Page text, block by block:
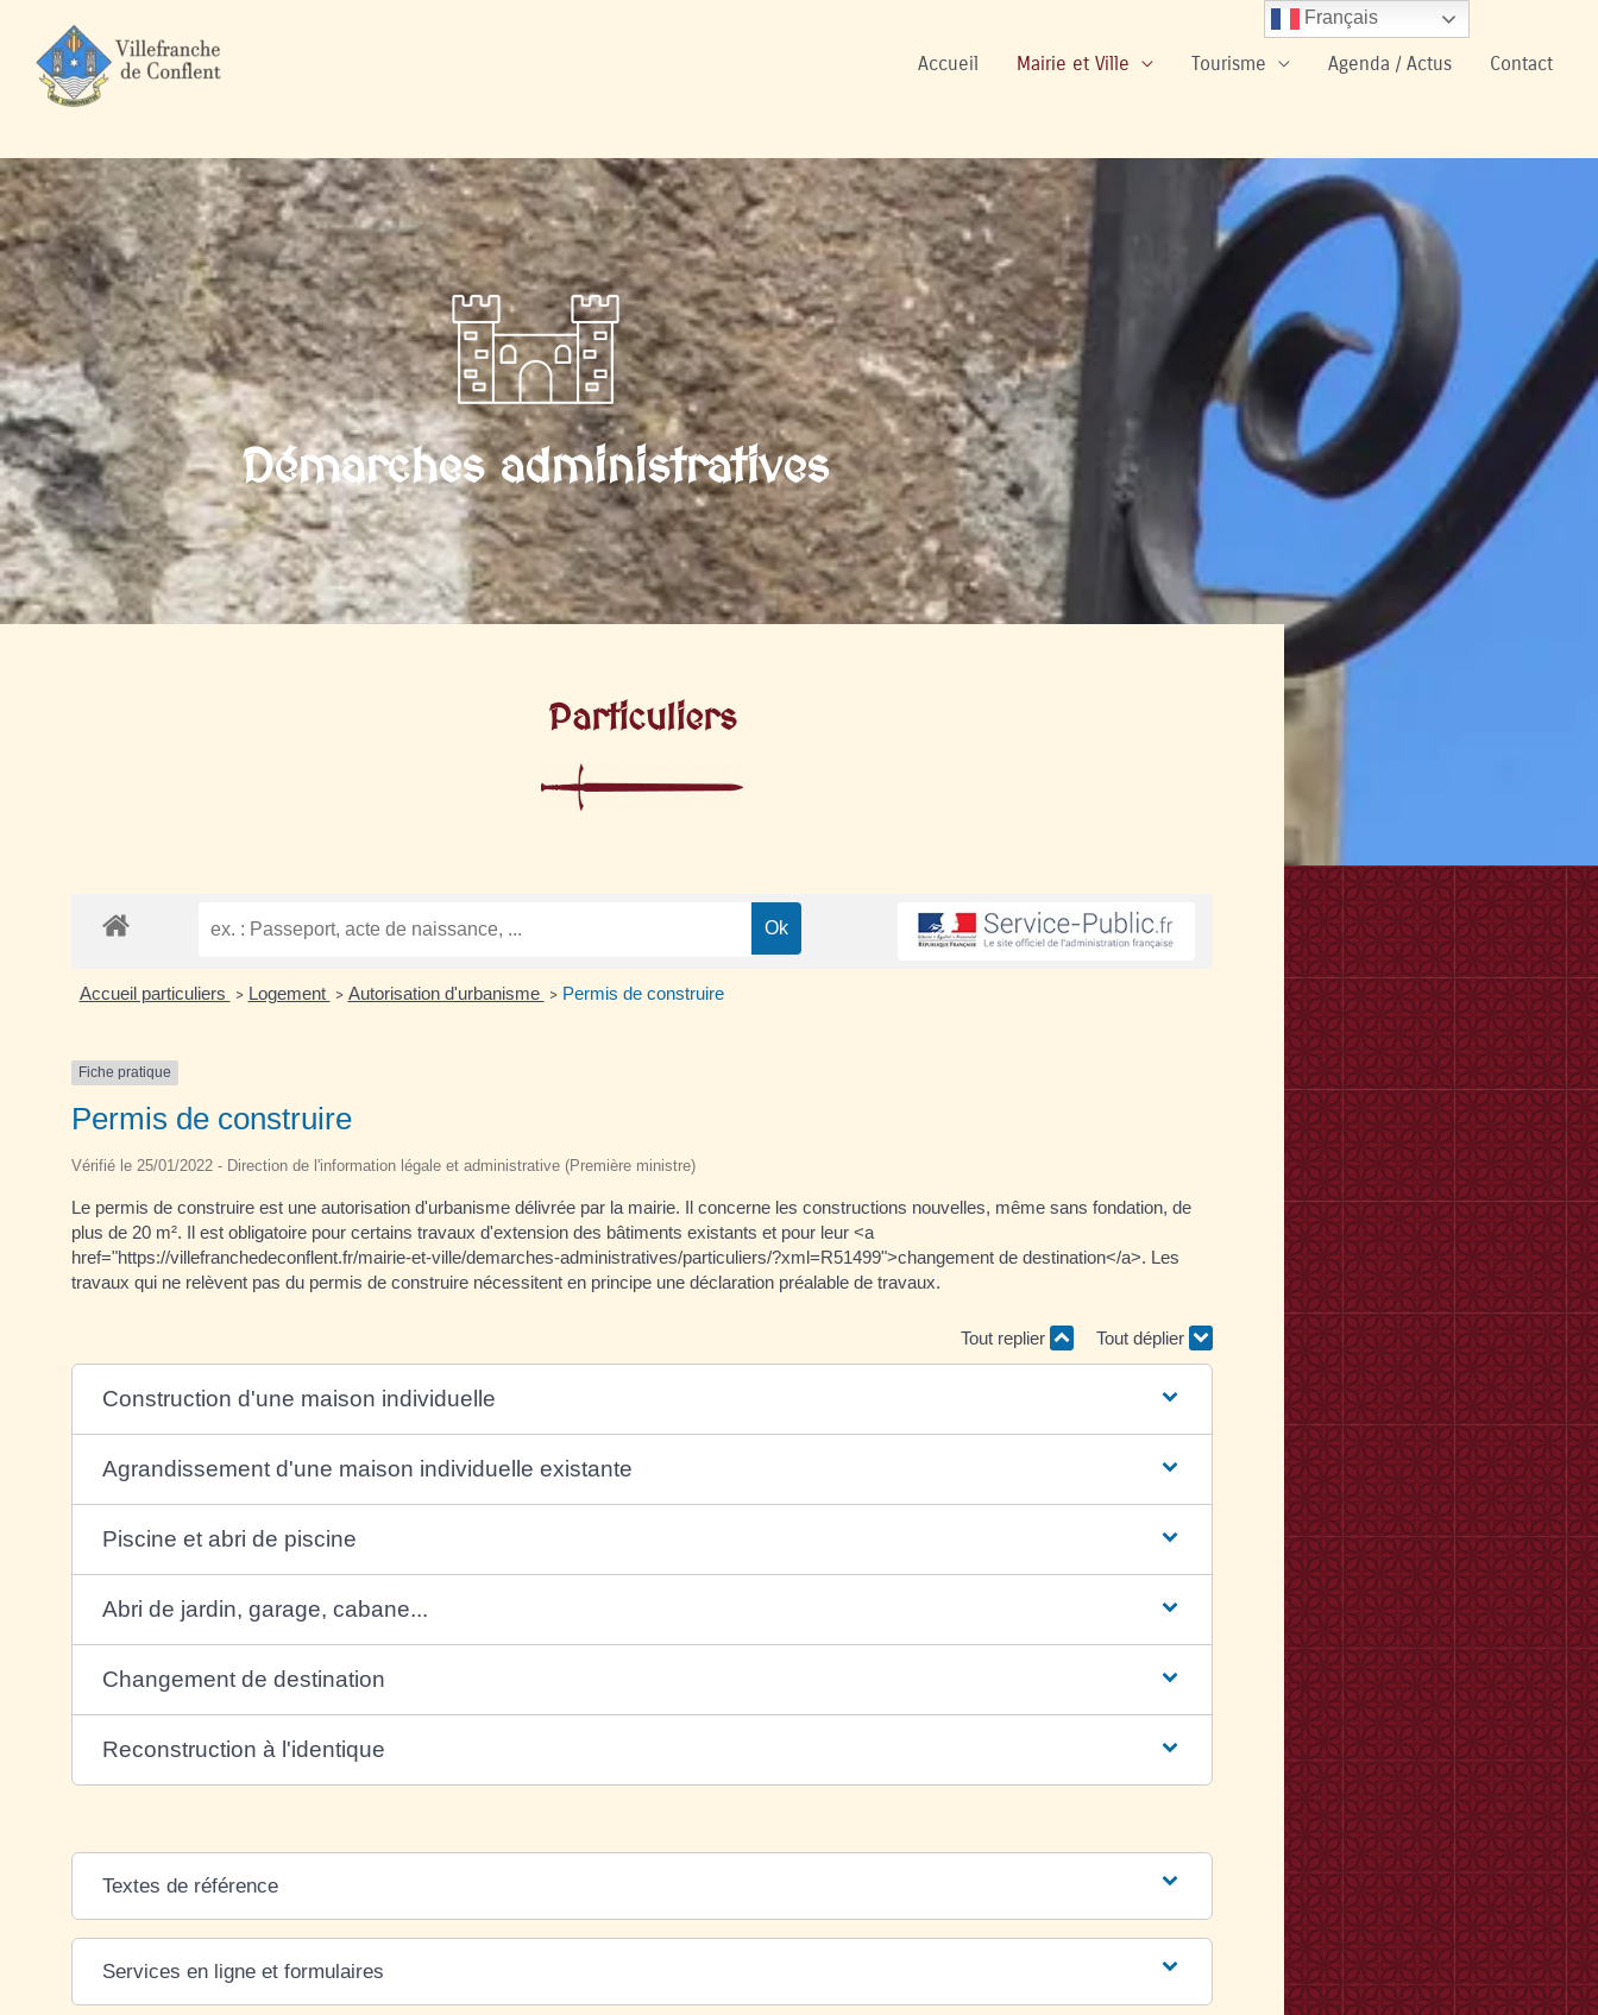
Accueil Mairie et Ville Tourisme Agenda / Actus Contact
Démarches administratives
Particuliers
Accueil particuliers > Logement > Autorisation d'urbanisme > Permis de construire
Fiche pratique
Permis de construire
Vérifié le 25/01/2022 - Direction de l'information légale et administrative (Première ministre)
Le permis de construire est une autorisation d'urbanisme délivrée par la mairie. Il concerne les constructions nouvelles, même sans fondation, de
plus de 20 m². Il est obligatoire pour certains travaux d'extension des bâtiments existants et pour leur <a
href="https://villefranchedeconflent.fr/mairie-et-ville/demarches-administratives/particuliers/?xml=R51499">changement de destination</a>. Les
travaux qui ne relèvent pas du permis de construire nécessitent en principe une déclaration préalable de travaux.
Tout replier Tout déplier
Construction d'une maison individuelle
Agrandissement d'une maison individuelle existante
Piscine et abri de piscine
Abri de jardin, garage, cabane...
Changement de destination
Reconstruction à l'identique
Textes de référence
Services en ligne et formulaires
Français